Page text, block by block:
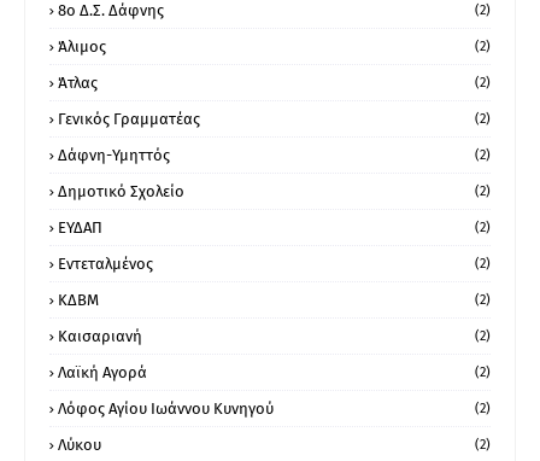
8ο Δ.Σ. Δάφνης (2)
Άλιμος (2)
Άτλας (2)
Γενικός Γραμματέας (2)
Δάφνη-Υμηττός (2)
Δημοτικό Σχολείο (2)
ΕΥΔΑΠ (2)
Εντεταλμένος (2)
ΚΔΒΜ (2)
Καισαριανή (2)
Λαϊκή Αγορά (2)
Λόφος Αγίου Ιωάννου Κυνηγού (2)
Λύκου (2)